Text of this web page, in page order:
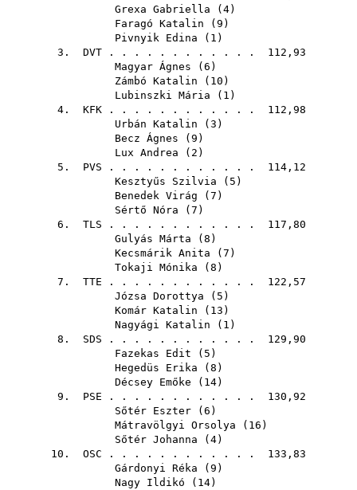
Grexa Gabriella ( 4)
Faragó Katalin ( 9 )
Pivnyik Edina ( 1 )
3. DVT . . . . . . . . . . . . 112,93
Magyar Ágnes ( 6 )
Zámbó Katalin ( 10 )
Lubinszki Mária ( 1 )
4. KFK . . . . . . . . . . . . 112,98
Urbán Katalin ( 3 )
Becz Ágnes ( 9 )
Lux Andrea ( 2 )
5. PVS . . . . . . . . . . . . 114,12
Kesztyűs Szilvia ( 5 )
Benedek Virág ( 7 )
Sértő Nóra ( 7 )
6. TLS . . . . . . . . . . . . 117,80
Gulyás Márta ( 8 )
Kecsmárik Anita ( 7 )
Tokaji Mónika ( 8 )
7. TTE . . . . . . . . . . . . 122,57
Józsa Dorottya ( 5 )
Komár Katalin ( 13 )
Nagyági Katalin ( 1 )
8. SDS . . . . . . . . . . . . 129,90
Fazekas Edit ( 5 )
Hegedüs Erika ( 8 )
Décsey Emőke ( 14)
9. PSE . . . . . . . . . . . . 130,92
Sőtér Eszter ( 6 )
Mátravölgyi Orsolya ( 16 )
Sőtér Johanna ( 4)
10. OSC . . . . . . . . . . . . 133,83
Gárdonyi Réka ( 9 )
Nagy Ildikó ( 14)